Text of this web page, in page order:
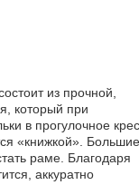
из прочной,
который при
в прогулочное
«книжкой». Большие
раме. Благодаря
аккуратно